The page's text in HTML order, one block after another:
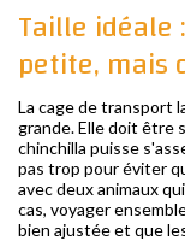
Taille idéale
petite, mais
La cage de transport
grande. Elle doit être
chinchilla puisse
pas trop pour éviter
avec deux animaux
cas, voyager
bien ajustée et que